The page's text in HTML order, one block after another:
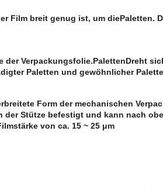
Film breit genug ist, um diePaletten.
der Verpackungsfolie.PalettenDreht
Paletten und gewöhnlicher
Form der mechanischen
der Stütze befestigt und kann nach
von ca. 15 ~ 25 μm